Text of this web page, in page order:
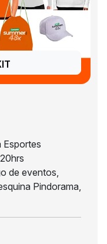
de eventos,
Pindorama,